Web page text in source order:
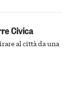
Civica
al città da una